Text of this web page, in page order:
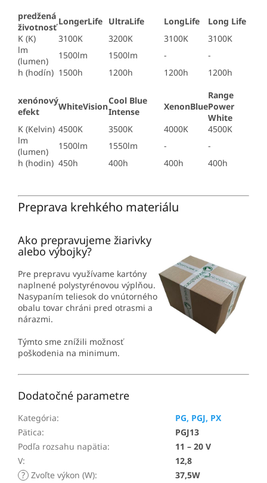
predžená
životnosť
LongerLife UltraLife LongLife
Long Life
K (K)
3100K 3200K 3100K
3100K
lm
(lumen)
1500lm 1500lm -
-
h (hodín) 1500h 1200h 1200h 1200h
xenónový
efekt
WhiteVision
Cool Blue
Intense
XenonBlue
Range
Power
White
K (Kelvin) 4500K 3500K 4000K
4500K
lm
(lumen)
1500lm 1550lm -
-
h (hodin) 450h 400h 400h 400h
Preprava krehkého materiálu
Ako prepravujeme žiarivky
alebo výbojky?
Pre prepravu využívame kartóny
naplnené polystyrénovou výplňou.
Nasypaním teliesok do vnútorného
obalu tovar chráni pred otrasmi a
nárazmi.
Týmto sme znížili možnosť
poškodenia na minimum.
Dodatočné parametre
Kategória:
PG, PGJ, PX
Pätica:
PGJ13
Podľa rozsahu napätia:
11 – 20 V
V:
12,8
? Zvoľte výkon (W): 37,5W